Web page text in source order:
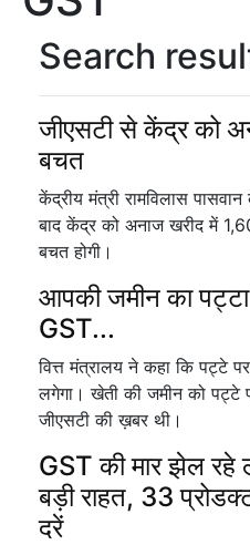
Search
जीएसटी से केंद्र को
बचत
केंद्रीय मंत्री रामविलास
बाद केंद्र को अनाज खरीद में
बचत होगी।
आपकी जमीन का पट्टा
GST...
वित्त मंत्रालय ने कहा कि पट्टे
लगेगा। खेती की जमीन को पट्टे
जीएसटी की ख़बर थी।
GST की मार झेल रहे
बड़ी राहत, 33
दरें